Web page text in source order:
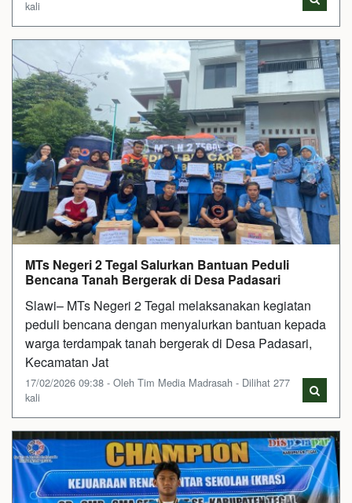
kali
MTs Negeri 2 Tegal Salurkan Bantuan Peduli
Bencana Tanah Bergerak di Desa Padasari
Slawi– MTs Negeri 2 Tegal melaksanakan kegiatan
peduli bencana dengan menyalurkan bantuan kepada
warga terdampak tanah bergerak di Desa Padasari,
Kecamatan Jat
17/02/2026 09:38 - Oleh Tim Media Madrasah - Dilihat 277
kali